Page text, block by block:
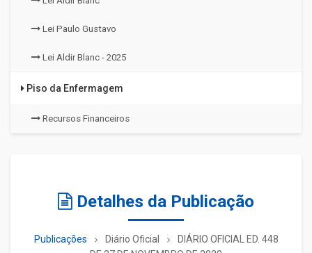
Lei Paulo Gustavo
Lei Aldir Blanc - 2025
Piso da Enfermagem
Recursos Financeiros
Detalhes da Publicação
Publicações Diário Oficial
DIÁRIO OFICIAL ED. 448